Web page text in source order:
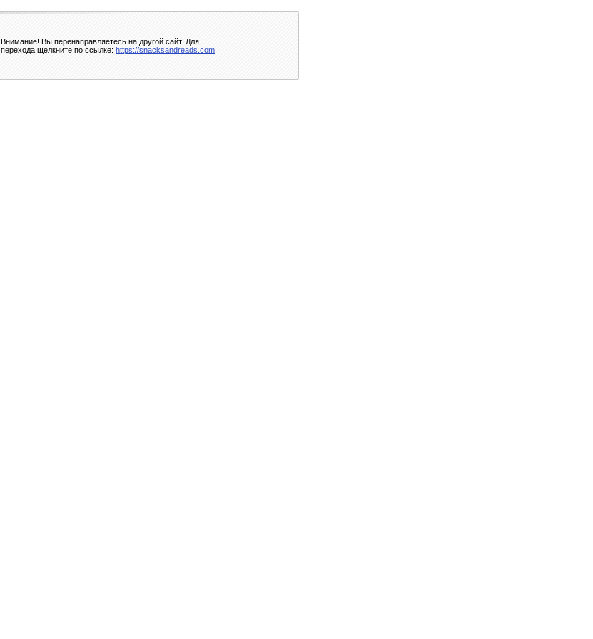
Внимание! Вы перенаправляетесь на другой сайт. Для
перехода щелкните по ссылке: https://snacksandreads.com